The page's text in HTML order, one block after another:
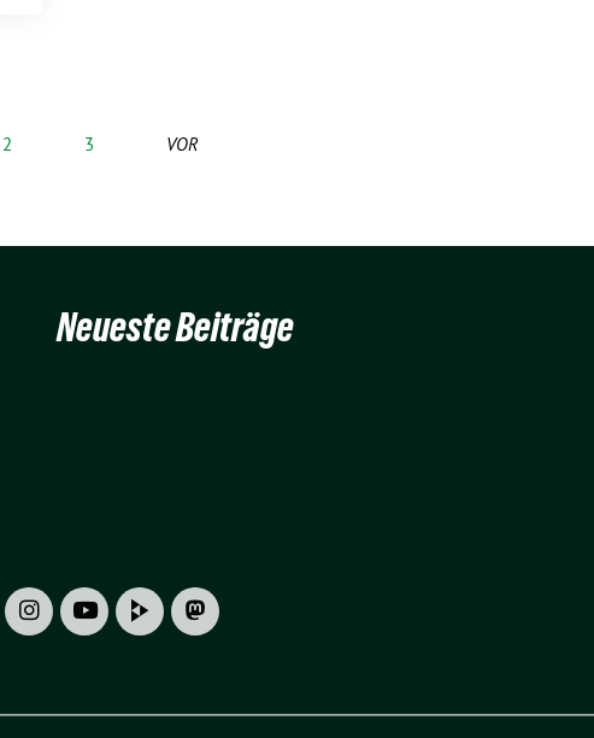
2 3 VOR
Neueste Beiträge